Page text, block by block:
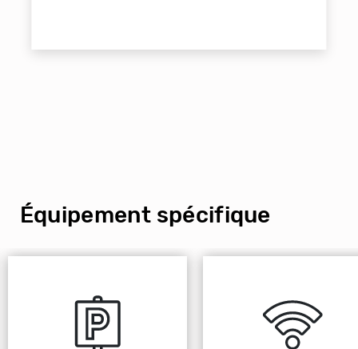
Équipement spécifique